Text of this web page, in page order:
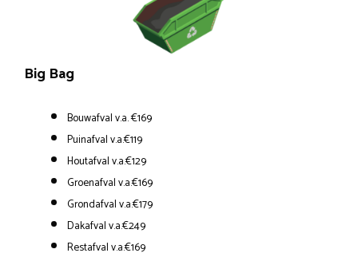
Big Bag
Bouwafval v.a. €169
Puinafval v.a.€119
Houtafval v.a.€129
Groenafval v.a.€169
Grondafval v.a.€179
Dakafval v.a.€249
Restafval v.a.€169